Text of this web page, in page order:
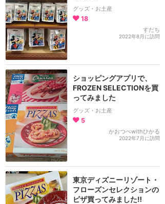
グッズ・お土産
18
すだち
2022年8月に訪問
ショッピングアプリで、
FROZEN SELECTIONを買
ってみました
グッズ・お土産
5
かおつぺwithひかる
2022年7月に訪問
東京ディズニーリゾート・
フローズンセレクションの
ピザ買ってみました‼️